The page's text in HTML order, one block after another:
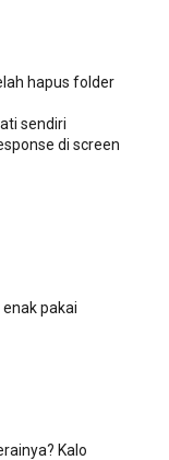
hapus folder
sendiri
di screen
enak pakai
Kalo